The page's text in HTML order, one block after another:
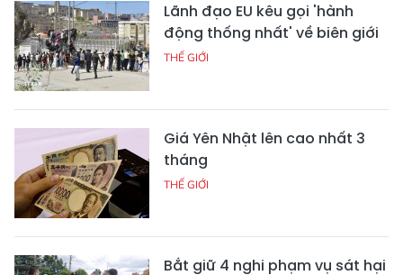
Lãnh đạo EU kêu gọi 'hành
động thống nhất' về biên giới
THẾ GIỚI
Giá Yên Nhật lên cao nhất 3
tháng
THẾ GIỚI
Bắt giữ 4 nghi phạm vụ sát hại